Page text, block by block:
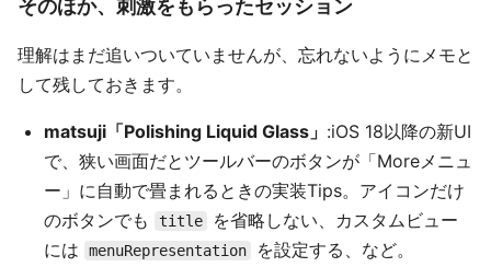
そのほか、刺激をもらったセッション
理解はまだ追いついていませんが、忘れないようにメモと
して残しておきます。
matsuji「Polishing Liquid Glass」 :iOS 18以降の新UI
で、狭い画面だとツールバーのボタンが「Moreメニュ
ー」に自動で畳まれるときの実装Tips。アイコンだけ
のボタンでも
title
を省略しない、カスタムビュー
には
menuRepresentation
を設定する、など。